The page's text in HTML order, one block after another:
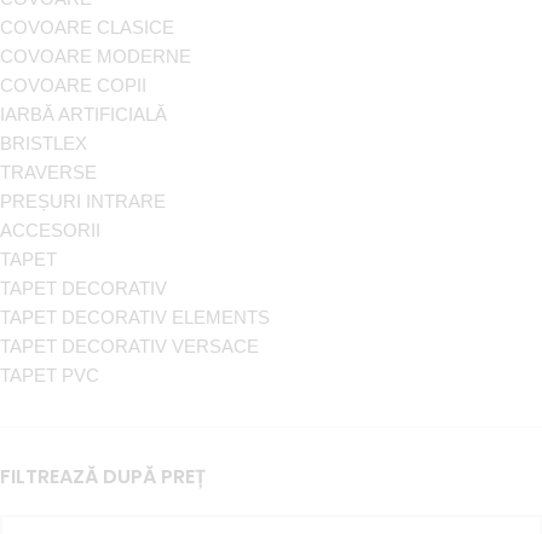
COVOARE CLASICE
COVOARE MODERNE
COVOARE COPII
IARBĂ ARTIFICIALĂ
BRISTLEX
TRAVERSE
PREȘURI INTRARE
ACCESORII
TAPET
TAPET DECORATIV
TAPET DECORATIV ELEMENTS
TAPET DECORATIV VERSACE
TAPET PVC
FILTREAZĂ DUPĂ PREȚ